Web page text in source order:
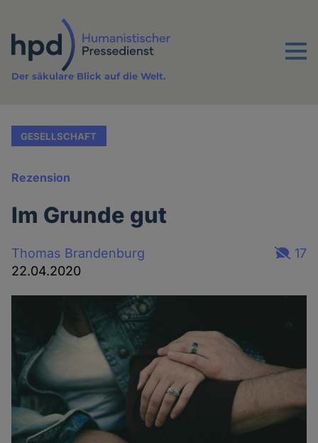
Inhalt
Menu
Der säkulare Blick auf die Welt.
GESELLSCHAFT
Rezension
Im Grunde gut
Thomas Brandenburg
22.04.2020
17